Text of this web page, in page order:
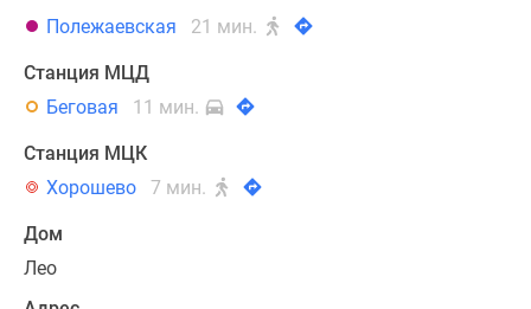
Полежаевская
21 мин.
Станция МЦД
Беговая
11 мин.
Станция МЦК
Хорошево
7 мин.
Дом
Лео